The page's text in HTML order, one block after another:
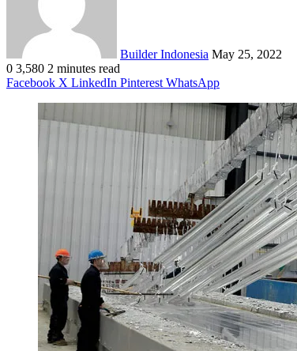
Builder Indonesia May 25, 2022
0 3,580 2 minutes read
Facebook X LinkedIn Pinterest WhatsApp